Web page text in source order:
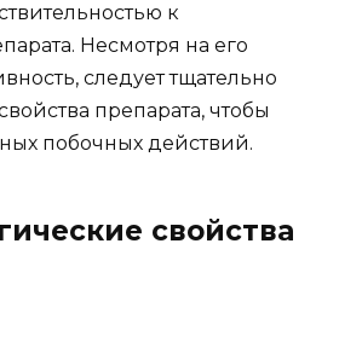
к
Несмотря на его
следует тщательно
препарата, чтобы
побочных действий.
свойства